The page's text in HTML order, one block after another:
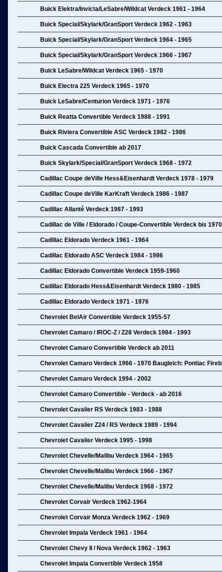
Buick Elektra/Invicta/LeSabre/Wildcat Verdeck 1961 - 1964
Buick Special/Skylark/GranSport Verdeck 1962 - 1963
Buick Special/Skylark/GranSport Verdeck 1964 - 1965
Buick Special/Skylark/GranSport Verdeck 1966 - 1967
Buick LeSabre/Wildcat Verdeck 1965 - 1970
Buick Electra 225 Verdeck 1965 - 1970
Buick LeSabre/Centurion Verdeck 1971 - 1976
Buick Reatta Convertible Verdeck 1988 - 1991
Buick Riviera Convertible ASC Verdeck 1982 - 1986
Buick Cascada Convertible ab 2017
Buick Skylark/Special/GranSport Verdeck 1968 - 1972
Cadillac Coupe deVille Hess&Eisenhardt Verdeck 1978 - 1979
Cadillac Coupe deVille KarKraft Verdeck 1986 - 1987
Cadillac Allanté Verdeck 1987 - 1993
Cadillac de Ville / Eldorado / Coupe-Convertible Verdeck bis 1970
Cadillac Eldorado Verdeck 1961 - 1964
Cadillac Eldorado ASC Verdeck 1984 - 1986
Cadillac Eldorado Convertible Verdeck 1959-1960
Cadillac Eldorado Hess&Eisenhardt Verdeck 1980 - 1985
Cadillac Eldorado Verdeck 1971 - 1976
Chevrolet BelAir Convertible Verdeck 1955-57
Chevrolet Camaro / IROC-Z / Z28 Verdeck 1984 - 1993
Chevrolet Camaro Convertible Verdeck ab 2011
Chevrolet Camaro Verdeck 1966 - 1970 Baugleich: Pontiac
Chevrolet Camaro Verdeck 1994 - 2002
Chevrolet Camaro Convertible - Verdeck - ab 2016
Chevrolet Cavalier RS Verdeck 1983 - 1988
Chevrolet Cavalier Z24 / RS Verdeck 1989 - 1994
Chevrolet Cavalier Verdeck 1995 - 1998
Chevrolet Chevelle/Malibu Verdeck 1964 - 1965
Chevrolet Chevelle/Malibu Verdeck 1966 - 1967
Chevrolet Chevelle/Malibu Verdeck 1968 - 1972
Chevrolet Corvair Verdeck 1962-1964
Chevrolet Corvair Monza Verdeck 1962 - 1969
Chevrolet Impala Verdeck 1961 - 1964
Chevrolet Chevy II / Nova Verdeck 1962 - 1963
Chevrolet Impala Convertible Verdeck 1958